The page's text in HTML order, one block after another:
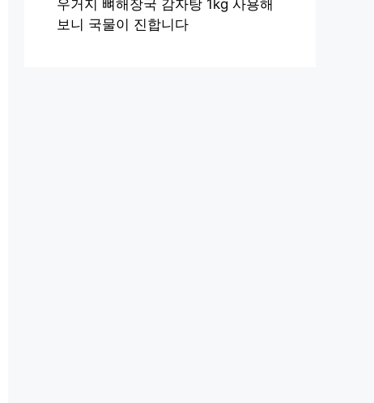
우거지 뼈해장국 감자탕 1kg 사용해
보니 국물이 진합니다